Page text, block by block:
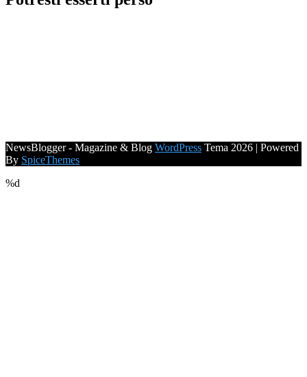
NewsBlogger - Magazine & Blog WordPress Tema 2026 | Powered
BySpiceThemes
%d